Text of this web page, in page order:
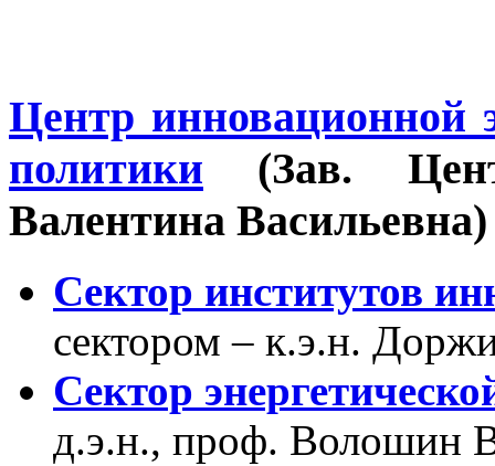
Центр
политики (Зав.
Валентина Васильевна)
Сектор институтов
сектором – к.э.н.
Сектор
д.э.н., проф. Волошин